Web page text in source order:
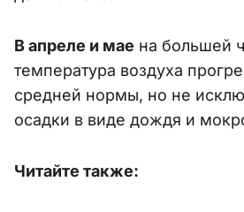
В апреле и мае на большей
температура воздуха
средней нормы, но не
осадки в виде дождя и
Читайте также: